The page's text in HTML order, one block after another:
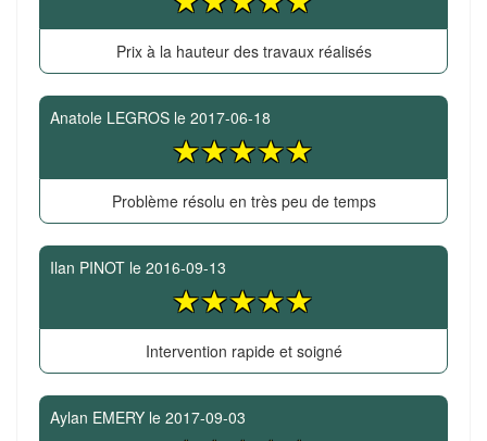
Prix à la hauteur des travaux réalisés
Anatole LEGROS le 2017-06-18
Problème résolu en très peu de temps
Ilan PINOT le 2016-09-13
Intervention rapide et soigné
Aylan EMERY le 2017-09-03